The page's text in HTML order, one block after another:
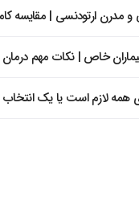
مدرن ارتودنسی | مقایسه
خاص | نکات مهم درمان
همه لازم است یا یک انتخاب